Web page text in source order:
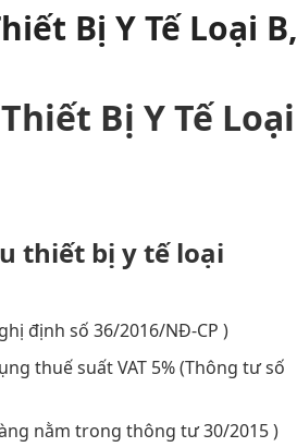
Bị Y Tế Loại B,
Bị Y Tế Loại
thiết bị y tế loại
định số 36/2016/NĐ-CP )
thuế suất VAT 5% (Thông tư số
nằm trong thông tư 30/2015 )